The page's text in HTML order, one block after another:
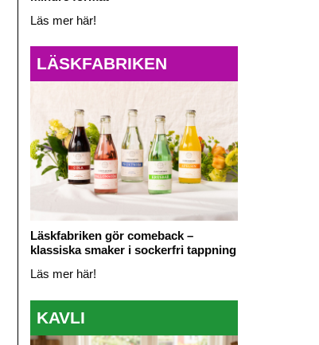
Läs mer här!
LÄSKFABRIKEN
Läskfabriken gör comeback –
klassiska smaker i sockerfri tappning
Läs mer här!
KAVLI